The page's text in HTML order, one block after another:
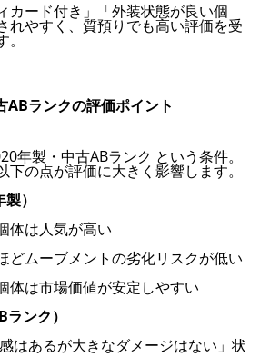
カード付き」「外装状態が良い個
れやすく、質預りでも高い評価を受
ABランクの評価ポイント
年製・中古ABランク という条件。
下の点が評価に大きく影響します。
）
体は人気が高い
どムーブメントの劣化リスクが低い
体は市場価値が安定しやすい
ンク）
はあるが大きなダメージはない」状